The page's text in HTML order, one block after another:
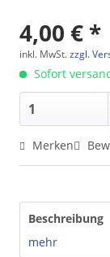
4,00 € *
inkl. MwSt.zzgl.
Sofort
Merken
Beschreibung
mehr